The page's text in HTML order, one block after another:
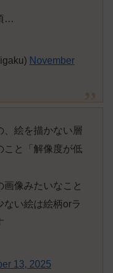
…
November
、絵を描かない層
こと「解像度が低
像みたいなこと
ない絵は絵柄orラ
13, 2025